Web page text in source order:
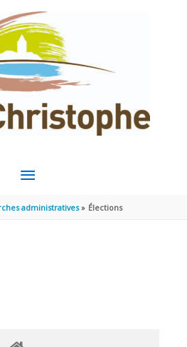
MENU
PRINCIPAL
administratives Élections